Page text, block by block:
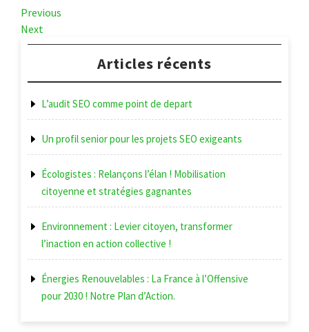
Navigation
de
l’article
Previous
Post
Previous
Next
Post
Next
Articles récents
L’audit SEO comme point de depart
Un profil senior pour les projets SEO exigeants
Écologistes : Relançons l’élan ! Mobilisation
citoyenne et stratégies gagnantes
Environnement : Levier citoyen, transformer
l’inaction en action collective !
Énergies Renouvelables : La France à l’Offensive
pour 2030 ! Notre Plan d’Action.